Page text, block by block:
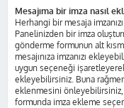
Mesajıma bir imza nasıl
Herhangi bir mesaja
Panelinizden bir imza
gönderme formunun alt
mesajınıza imzanızı
uygun seçeneği
ekleyebilirsiniz. Buna
eklenmesini
formunda imza ekleme